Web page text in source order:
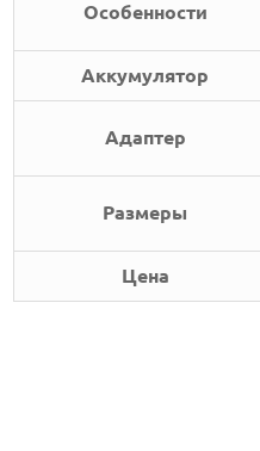
Особенности
Аккумулятор
Адаптер
Размеры
Цена